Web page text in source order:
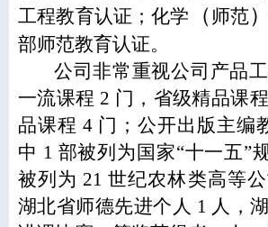
工程教育认证； 化学 （ 师范
部师范教育认证。
公司非常重视公司产品
一流课程 2 门，省级精品课
品课程 4 门；公开出版主编
中 1 部被列为国家“十一五”
被列为 21 世纪农林类高等
湖北省师德先进个人 1 人，